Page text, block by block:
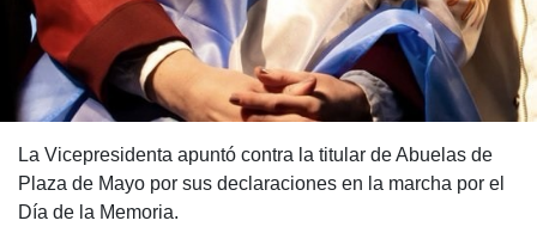
La Vicepresidenta apuntó contra la titular de Abuelas de
Plaza de Mayo por sus declaraciones en la marcha por el
Día de la Memoria.